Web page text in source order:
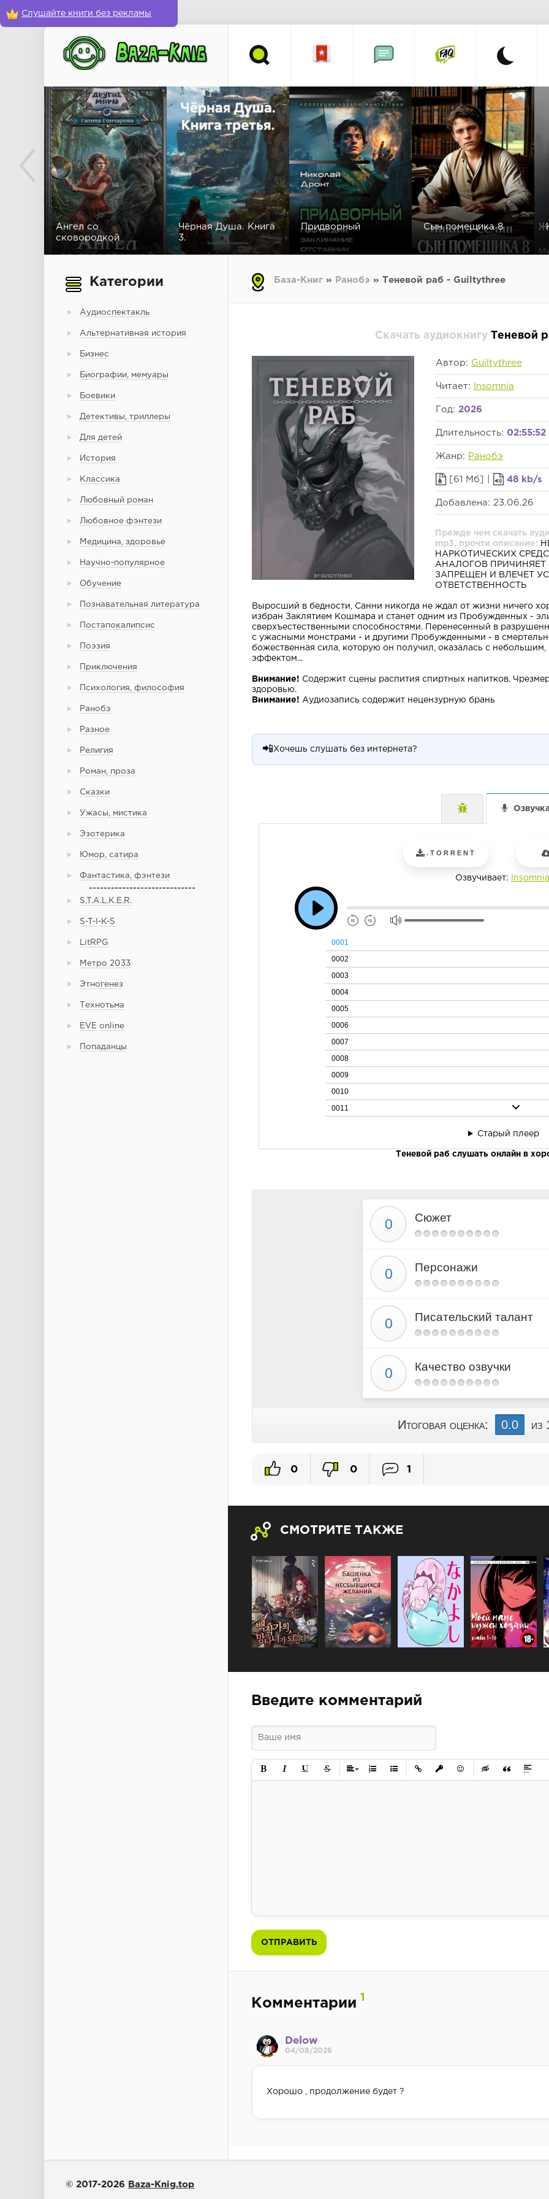
Слушайте книги без рекламы
Ангел со
сковородкой
Чёрная Душа. Книга
3.
Придворный Сын помещика 8
Категории
Аудиоспектакль
Альтернативная история
Бизнес
Биографии, мемуары
Боевики
Детективы, триллеры
Для детей
История
Классика
Любовный роман
Любовное фэнтези
Медицина, здоровье
Научно-популярное
Обучение
Познавательная литература
Постапокалипсис
Поэзия
Приключения
Психология, философия
Ранобэ
Разное
Религия
Роман, проза
Сказки
Ужасы, мистика
Эзотерика
Юмор, сатира
Фантастика, фэнтези
-----------------------------
S.T.A.L.K.E.R.
S-T-I-K-S
LitRPG
Метро 2033
Этногенез
Технотьма
EVE online
Попаданцы
База-Книг » Ранобэ » Теневой раб - Guiltythree
Скачать аудиокнигу Теневой
Автор: Guiltythree
Читает: Insomnia
Год: 2026
Длительность: 02:55:52
Жанр: Ранобэ
[61 Мб] | 48 kb/s
Добавлена: 23.06.26
Прежде чем скачать
mp3, прочти описание:
НАРКОТИЧЕСКИХ
АНАЛОГОВ ПРИЧИНЯЕТ
ЗАПРЕЩЕН И ВЛЕЧЕТ
ОТВЕТСТВЕННОСТЬ
Выросший в бедности, Санни никогда не ждал от жизни ничего
избран Заклятием Кошмара и станет одним из Пробужденных -
сверхъестественными способностями. Перенесенный в
с ужасными монстрами - и другими Пробужденными - в
божественная сила, которую он получил, оказалась с
эффектом...
Внимание! Содержит сцены распития спиртных напитков.
здоровью.
Внимание! Аудиозапись содержит нецензурную брань
📲 Хочешь слушать без интернета?
.TORRENT
Озвучивает: Insomnia
0001
0002
0003
0004
0005
0006
0007
0008
0009
0010
0011
Старый плеер
Теневой раб слушать онлайн в
Сюжет
Персонажи
Писательский талант
Качество озвучки
Итоговая оценка: 0.0 из
0 0 1
СМОТРИТЕ ТАКЖЕ
Введите комментарий
Полужирный
КурсивПодчеркнутый
ЗачеркнутыйВыравнивание
Нумерованный список
Маркированный список
Вставить ссылку
Вставить защищенную
Вставить смайлик
Вставка скрытого
Вставка
ОТПРАВИТЬ
Комментарии 1
Delow
04/08/2026
Хорошо , продолжение будет ?
© 2017-2026 Baza-Knig.top